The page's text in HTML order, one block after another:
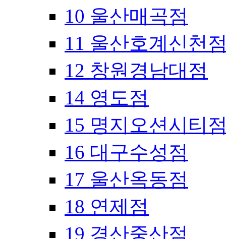
10 울산매곡점
11 울산호계신천
12 창원경남대점
14 영도점
15 명지오션시티
16 대구수성점
17 울산옥동점
18 연제점
19 경산중산점